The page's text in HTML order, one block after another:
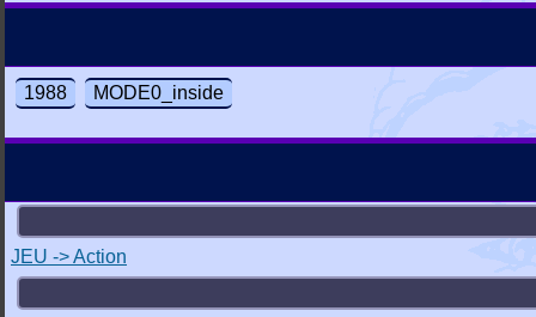
1988 MODE0_inside
JEU -> Action